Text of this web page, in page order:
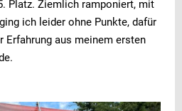
Platz. Ziemlich ramponiert, mit
ich leider ohne Punkte, dafür
Erfahrung aus meinem ersten